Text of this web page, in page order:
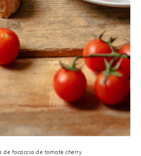
de focaccia de tomate cherry